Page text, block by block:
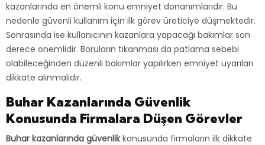
kazanlarında en önemli konu emniyet donanımlarıdır. Bu
nedenle güvenli kullanım için ilk görev üreticiye düşmektedir.
Sonrasında ise kullanıcının kazanlara yapacağı bakımlar son
derece önemlidir. Boruların tıkanması da patlama sebebi
olabileceğinden düzenli bakımlar yapılırken emniyet uyarıları
dikkate alınmalıdır.
Buhar Kazanlarında Güvenlik
Konusunda Firmalara Düşen Görevler
Buhar kazanlarında güvenlikkonusunda firmaların ilk dikkate